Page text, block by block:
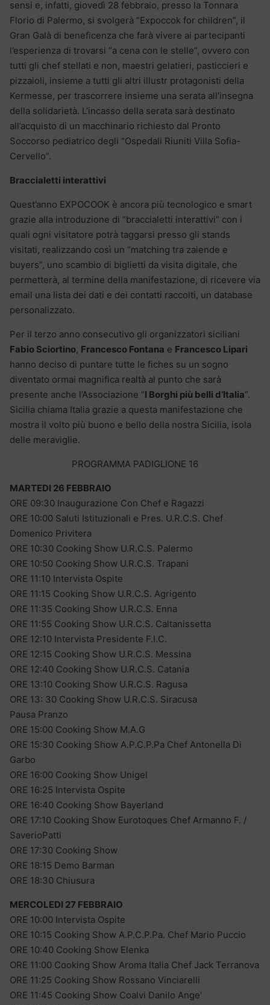
sensi e, infatti, giovedì 28 febbraio, presso la Tonnara
Florio di Palermo, si svolgerà “Expoccok for children”, il
Gran Galà di beneficenza che farà vivere ai partecipanti
l’esperienza di trovarsi “a cena con le stelle”, ovvero con
tutti gli chef stellati e non, maestri gelatieri, pasticcieri e
pizzaioli, insieme a tutti gli altri illustr protagonisti della
Kermesse, per trascorrere insieme una serata all’insegna
della solidarietà. L’incasso della serata sarà destinato
all’acquisto di un macchinario richiesto dal Pronto
Soccorso pediatrico degli “Ospedali Riuniti Villa Sofia-
Cervello”.
Braccialetti interattivi
Quest’anno EXPOCOOK è ancora più tecnologico e smart
grazie alla introduzione di “braccialetti interattivi” con i
quali ogni visitatore potrà taggarsi presso gli stands
visitati, realizzando così un “matching tra zaiende e
buyers”, uno scambio di biglietti da visita digitale, che
permetterà, al termine della manifestazione, di ricevere via
email una lista dei dati e dei contatti raccolti, un database
personalizzato.
Per il terzo anno consecutivo gli organizzatori siciliani
Fabio Sciortino, Francesco Fontana e Francesco Lipari
hanno deciso di puntare tutte le fiches su un sogno
diventato ormai magnifica realtà al punto che sarà
presente anche l’Associazione “I Borghi più belli d’Italia“.
Sicilia chiama Italia grazie a questa manifestazione che
mostra il volto più buono e bello della nostra Sicilia, isola
delle meraviglie.
PROGRAMMA PADIGLIONE 16
MARTEDI 26 FEBBRAIO
ORE 09:30 Inaugurazione Con Chef e Ragazzi
ORE 10:00 Saluti Istituzionali e Pres. U.R.C.S. Chef
Domenico Privitera
ORE 10:30 Cooking Show U.R.C.S. Palermo
ORE 10:50 Cooking Show U.R.C.S. Trapani
ORE 11:10 Intervista Ospite
ORE 11:15 Cooking Show U.R.C.S. Agrigento
ORE 11:35 Cooking Show U.R.C.S. Enna
ORE 11:55 Cooking Show U.R.C.S. Caltanissetta
ORE 12:10 Intervista Presidente F.I.C.
ORE 12:15 Cooking Show U.R.C.S. Messina
ORE 12:40 Cooking Show U.R.C.S. Catania
ORE 13:10 Cooking Show U.R.C.S. Ragusa
ORE 13: 30 Cooking Show U.R.C.S. Siracusa
Pausa Pranzo
ORE 15:00 Cooking Show M.A.G
ORE 15:30 Cooking Show A.P.C.P.Pa Chef Antonella Di
Garbo
ORE 16:00 Cooking Show Unigel
ORE 16:25 Intervista Ospite
ORE 16:40 Cooking Show Bayerland
ORE 17:10 Cooking Show Eurotoques Chef Armanno F. /
SaverioPatti
ORE 17:30 Cooking Show
ORE 18:15 Demo Barman
ORE 18:30 Chiusura
MERCOLEDI 27 FEBBRAIO
ORE 10:00 Intervista Ospite
ORE 10:15 Cooking Show A.P.C.P.Pa. Chef Mario Puccio
ORE 10:40 Cooking Show Elenka
ORE 11:00 Cooking Show Aroma Italia Chef Jack Terranova
ORE 11:25 Cooking Show Rossano Vinciarelli
ORE 11:45 Cooking Show Coalvi Danilo Ange’